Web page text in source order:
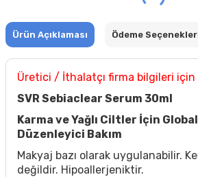
Ürün Açıklaması Ödeme
Üretici / İthalatçı firma bilgileri için
SVR Sebiaclear Serum 30ml
Karma ve Yağlı Ciltler İçin
Düzenleyici Bakım
Makyaj bazı olarak uygulanabilir.
değildir. Hipoallerjeniktir.